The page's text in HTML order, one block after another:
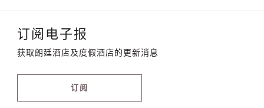
订阅电子报
获取朗廷酒店及度假酒店的更新消息
订阅